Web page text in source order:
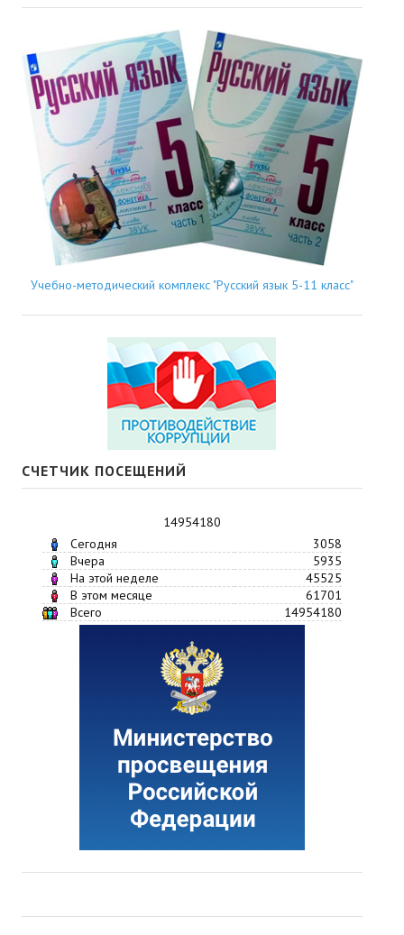
Учебно-методический комплекс "Русский язык 5-11 класс"
СЧЕТЧИК ПОСЕЩЕНИЙ
14954180
Сегодня
3058
Вчера
5935
На этой неделе
45525
В этом месяце
61701
Всего
14954180